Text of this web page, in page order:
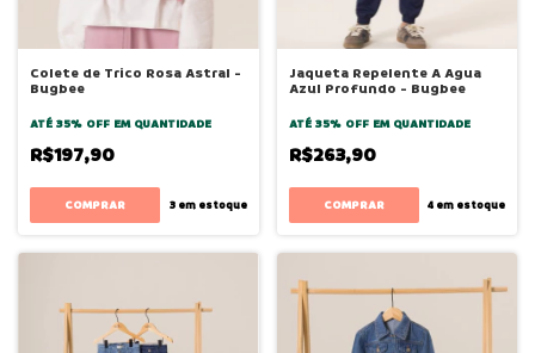
Colete de Trico Rosa Astral -
Bugbee
ATÉ 35% OFF EM QUANTIDADE
R$197,90
COMPRAR 3em estoque
Jaqueta Repelente A Agua
Azul Profundo - Bugbee
ATÉ 35% OFF EM QUANTIDADE
R$263,90
COMPRAR 4 em estoque